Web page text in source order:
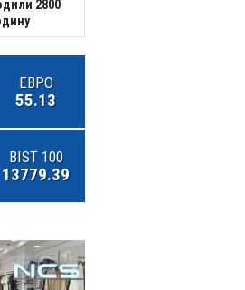
2800
ЕВРО
55.13
BIST 100
13779.39